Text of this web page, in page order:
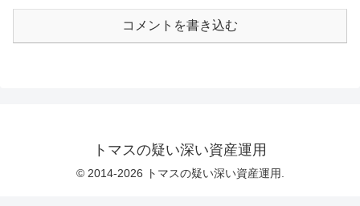
コメントを書き込む
トマスの疑い深い資産運用
© 2014-2026 トマスの疑い深い資産運用.